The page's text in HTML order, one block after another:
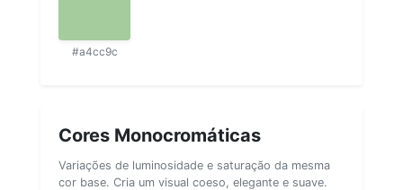
#a4cc9c
Cores Monocromáticas
Variações de luminosidade e saturação da mesma
cor base. Cria um visual coeso, elegante e suave.